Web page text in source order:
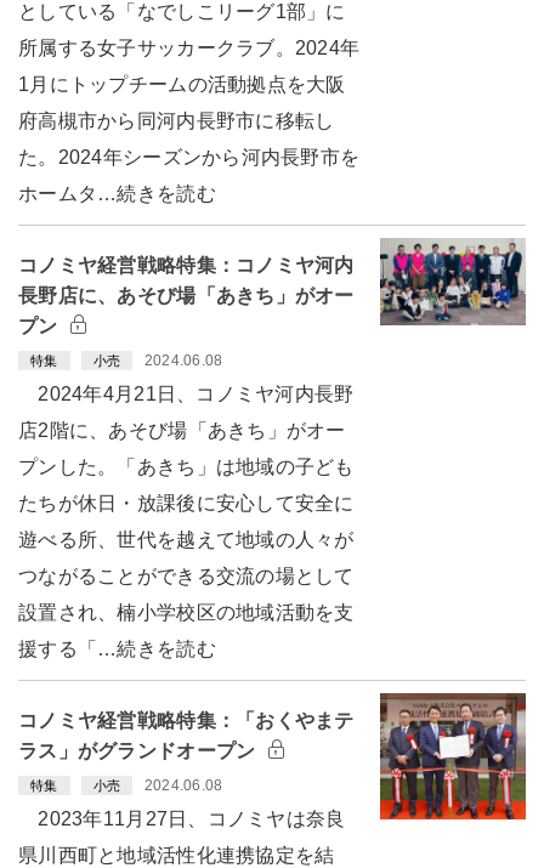
としている「なでしこリーグ1部」に
所属する女子サッカークラブ。2024年
1月にトップチームの活動拠点を大阪
府高槻市から同河内長野市に移転し
た。2024年シーズンから河内長野市を
ホームタ…続きを読む
コノミヤ経営戦略特集：コノミヤ河内
長野店に、あそび場「あきち」がオー
プン
特集 小売 2024.06.08
2024年4月21日、コノミヤ河内長野
店2階に、あそび場「あきち」がオー
プンした。「あきち」は地域の子ども
たちが休日・放課後に安心して安全に
遊べる所、世代を越えて地域の人々が
つながることができる交流の場として
設置され、楠小学校区の地域活動を支
援する「…続きを読む
コノミヤ経営戦略特集：「おくやまテ
ラス」がグランドオープン
特集 小売 2024.06.08
2023年11月27日、コノミヤは奈良
県川西町と地域活性化連携協定を結